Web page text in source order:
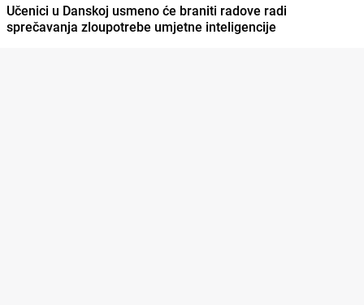
Učenici u Danskoj usmeno će braniti radove radi
sprečavanja zloupotrebe umjetne inteligencije